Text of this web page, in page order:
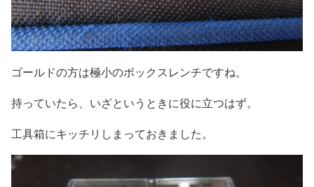
ゴールドの方は極小のボックスレンチですね。
持っていたら、いざというときに役に立つはず。
工具箱にキッチリしまっておきました。